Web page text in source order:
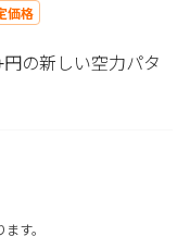
価格
の新しい空力パタ
す。